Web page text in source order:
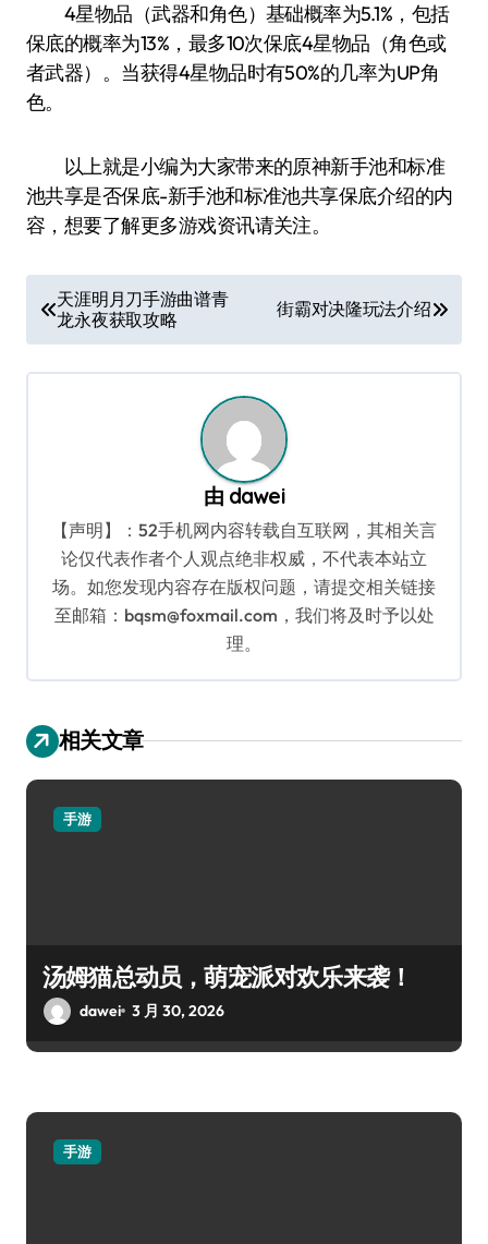
4星物品（武器和角色）基础概率为5.1%，包括
保底的概率为13%，最多10次保底4星物品（角色或
者武器）。当获得4星物品时有50%的几率为UP角
色。
以上就是小编为大家带来的原神新手池和标准
池共享是否保底-新手池和标准池共享保底介绍的内
容，想要了解更多游戏资讯请关注。
章
导
天涯明月刀手游曲谱青
龙永夜获取攻略
街霸对决隆玩法介绍
由 dawei
【声明】：52手机网内容转载自互联网，其相关言
论仅代表作者个人观点绝非权威，不代表本站立
场。如您发现内容存在版权问题，请提交相关链接
至邮箱：bqsm@foxmail.com，我们将及时予以处
理。
相关文章
手游
汤姆猫总动员，萌宠派对欢乐来袭！
dawei 3 月 30, 2026
手游